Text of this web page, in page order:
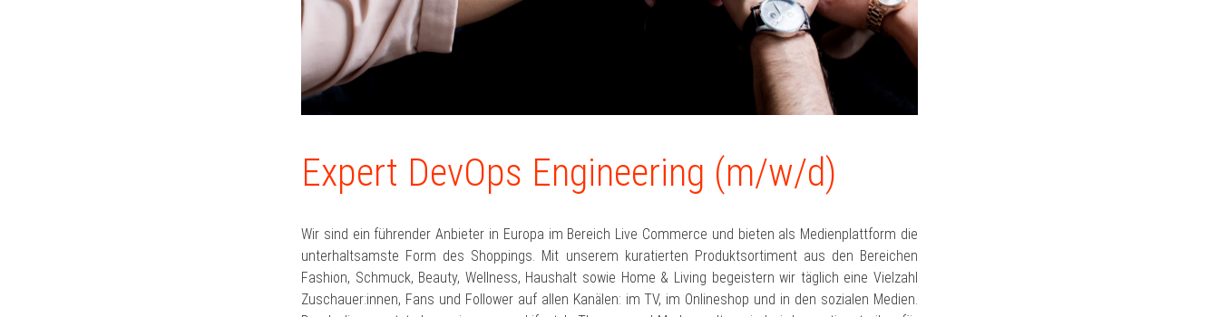
Expert DevOps Engineering (m/w/d)
Wir sind ein führender Anbieter in Europa im Bereich Live Commerce und bieten als Medienplattform die
unterhaltsamste Form des Shoppings. Mit unserem kuratierten Produktsortiment aus den Bereichen
Fashion, Schmuck, Beauty, Wellness, Haushalt sowie Home & Living begeistern wir täglich eine Vielzahl
Zuschauer:innen, Fans und Follower auf allen Kanälen: im TV, im Onlineshop und in den sozialen Medien.